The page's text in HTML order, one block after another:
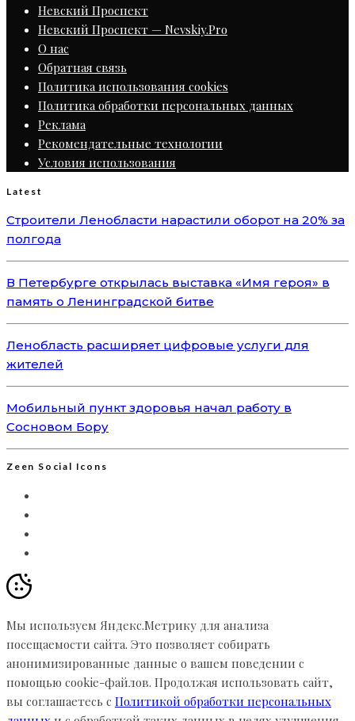
Невский Проспект
Невский Проспект — Nevskiy.Pro
О нас
Обратная связь
Политика использования cookies
Политика обработки персональных данных
Реклама
Рекомендательные технологии
Условия использования
Latest
Строители Ленобласти нарастили оборот на 20% за
полгода
В Петербурге открылась выставка «Имя героя» в
память о Ленинградской битве
Ленобласть расширяет цифровые услуги для
жителей
Мобильный пункт здоровья начал работу в
Сосновом Бору
Zeen Social Icons
Мы используем Яндекс.Метрику для анализа
посещаемости сайта. Это позволяет собирать
анонимизированные данные о вашем поведении с
помощью cookie-файлов. Продолжая использовать сайт,
вы соглашаетесь с Политикой обработки персональных